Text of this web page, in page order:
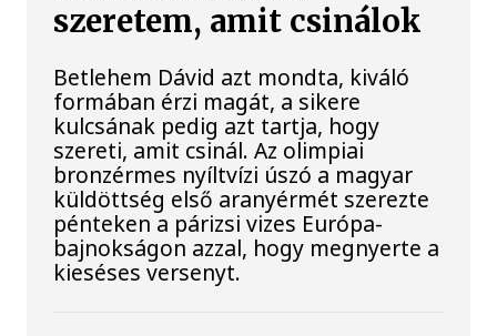
szeretem, amit csinálok
Betlehem Dávid azt mondta, kiváló
formában érzi magát, a sikere
kulcsának pedig azt tartja, hogy
szereti, amit csinál. Az olimpiai
bronzérmes nyíltvízi úszó a magyar
küldöttség első aranyérmét szerezte
pénteken a párizsi vizes Európa-
bajnokságon azzal, hogy megnyerte a
kieséses versenyt.